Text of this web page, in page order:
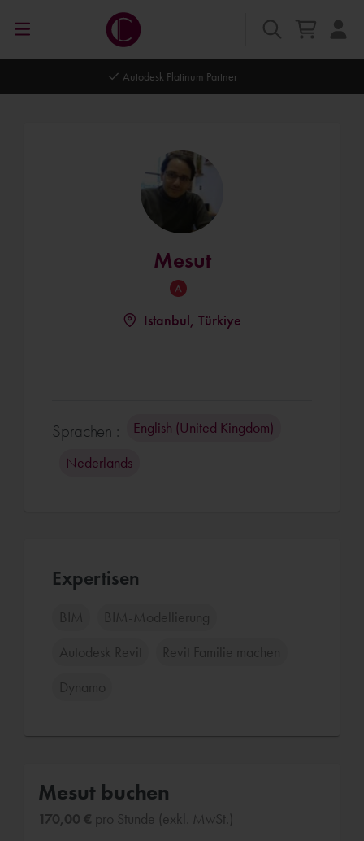
Autodesk Platinum Partner
Mesut
Istanbul, Türkiye
Sprachen : English (United Kingdom)
Nederlands
Expertisen
BIM BIM-Modellierung
Autodesk Revit Revit Familie machen
Dynamo
Mesut buchen
170,00 € pro Stunde (exkl. MwSt.)